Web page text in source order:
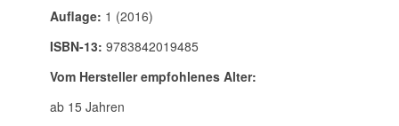
Auflage: 1 (2016)
ISBN-13: 9783842019485
Vom Hersteller empfohlenes Alter:
ab 15 Jahren